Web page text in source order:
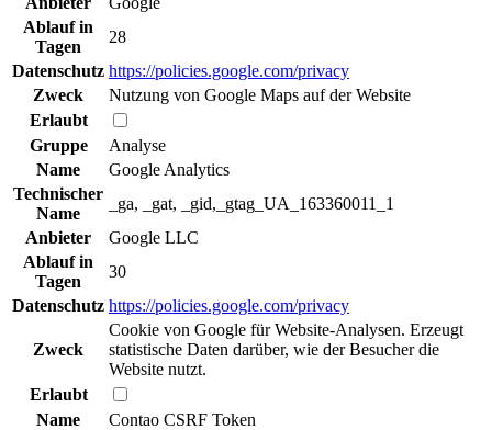
Ablauf in
Tagen
28
Datenschutz https://policies.google.com/privacy
Zweck
Nutzung von Google Maps auf der Website
Erlaubt
Gruppe
Analyse
Name
Google Analytics
Technischer
Name
_ga, _gat, _gid,_gtag_UA_163360011_1
Anbieter
Google LLC
Ablauf in
Tagen
30
Datenschutz https://policies.google.com/privacy
Zweck
Cookie von Google für Website-Analysen. Erzeugt
statistische Daten darüber, wie der Besucher die
Website nutzt.
Erlaubt
Name
Contao CSRF Token